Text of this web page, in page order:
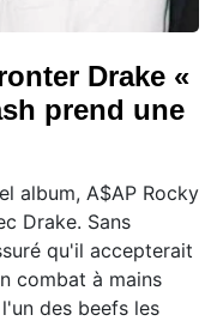
Drake «
prend une
album, A$AP Rocky
Drake. Sans
qu'il accepterait
combat à mains
des beefs les